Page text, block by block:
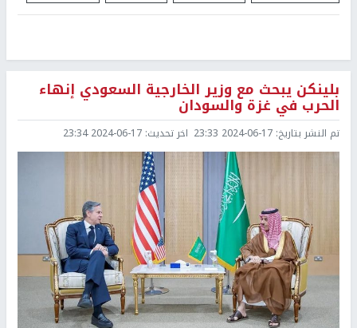
بلينكن يبحث مع وزير الخارجية السعودي إنهاء
الحرب في غزة والسودان
تم النشر بتاريخ: 2024-06-17 23:33 اخر تحديث: 2024-06-17 23:34